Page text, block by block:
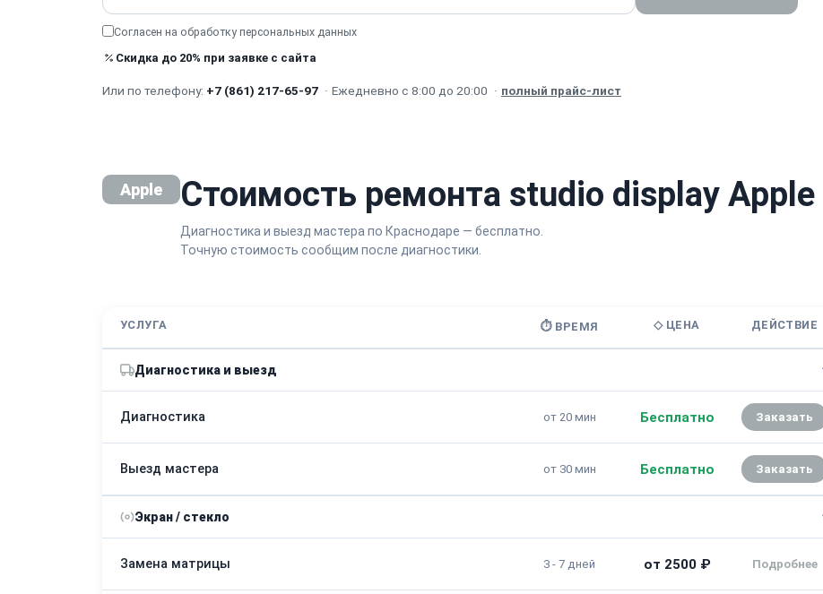
Согласен на обработку персональных данных
Скидка до 20% при заявке с сайта
Или по телефону: +7 (861) 217-65-97 · Ежедневно с 8:00 до 20:00 · полный прайс-лист
Apple Стоимость ремонта studio display Apple
Диагностика и выезд мастера по Краснодаре — бесплатно.
Точную стоимость сообщим после диагностики.
УСЛУГА ⏱ ВРЕМЯ ◇ ЦЕНА ДЕЙСТВИЕ
Диагностика и выезд
Диагностика от 20 мин Бесплатно Заказать
Выезд мастера от 30 мин Бесплатно Заказать
Экран / стекло
Замена матрицы 3 - 7 дней от 2500 ₽